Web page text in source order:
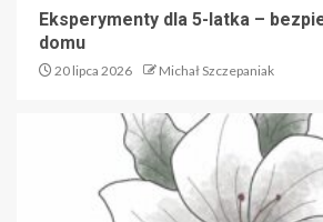
Eksperymenty dla 5-latka –
domu
20 lipca 2026 Michał Szczepaniak